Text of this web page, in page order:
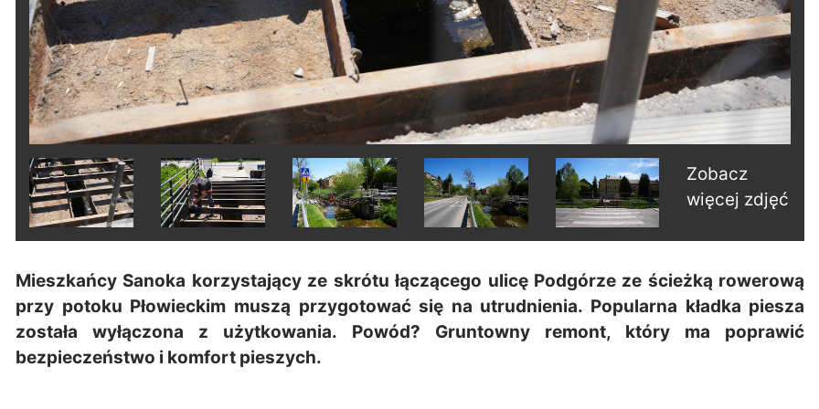
Zobacz
więcej zdjęć
Mieszkańcy Sanoka korzystający ze skrótu łączącego ulicę Podgórze ze ścieżką rowerową
przy potoku Płowieckim muszą przygotować się na utrudnienia. Popularna kładka piesza
została wyłączona z użytkowania. Powód? Gruntowny remont, który ma poprawić
bezpieczeństwo i komfort pieszych.